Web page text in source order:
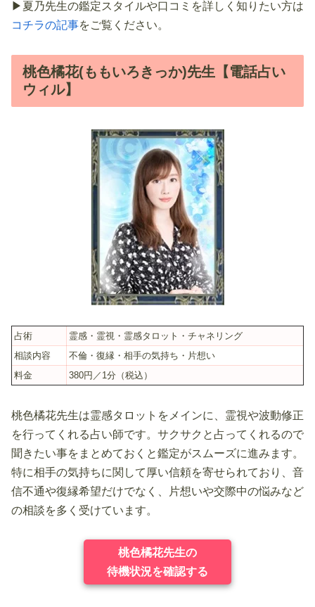
▶夏乃先生の鑑定スタイルや口コミを詳しく知りたい方は
コチラの記事をご覧ください。
桃色橘花(ももいろきっか)先生【電話占い
ウィル】
占術
霊感・霊視・霊感タロット・チャネリング
相談内容
不倫・復縁・相手の気持ち・片想い
料金
380円／1分（税込）
桃色橘花先生は霊感タロットをメインに、霊視や波動修正
を行ってくれる占い師です。サクサクと占ってくれるので
聞きたい事をまとめておくと鑑定がスムーズに進みます。
特に相手の気持ちに関して厚い信頼を寄せられており、音
信不通や復縁希望だけでなく、片想いや交際中の悩みなど
の相談を多く受けています。
桃色橘花先生の
待機状況を確認する